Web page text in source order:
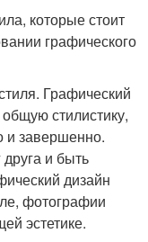
которые стоит
графического
Графический
стилистику,
и завершенно.
и быть
дизайн
фотографии
эстетике.